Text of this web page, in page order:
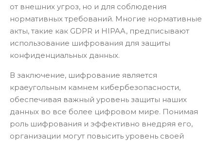
от внешних угроз, но и для соблюдения
нормативных требований. Многие нормативные
акты, такие как GDPR и HIPAA, предписывают
использование шифрования для защиты
конфиденциальных данных.
В заключение, шифрование является
краеугольным камнем кибербезопасности,
обеспечивая важный уровень защиты наших
данных во все более цифровом мире. Понимая
роль шифрования и эффективно внедряя его,
организации могут повысить уровень своей